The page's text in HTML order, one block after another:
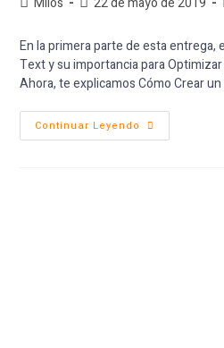
En la primera parte de esta entrega,
Text y su importancia para
Ahora, te explicamos Cómo Crear
Continuar Leyendo